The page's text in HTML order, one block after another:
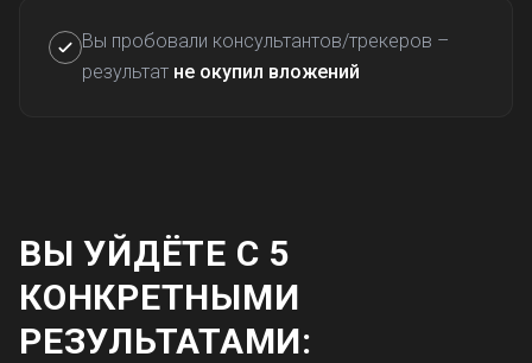
Вы пробовали консультантов/трекеров –
результат не окупил вложений
ВЫ УЙДЁТЕ С 5
КОНКРЕТНЫМИ
РЕЗУЛЬТАТАМИ: